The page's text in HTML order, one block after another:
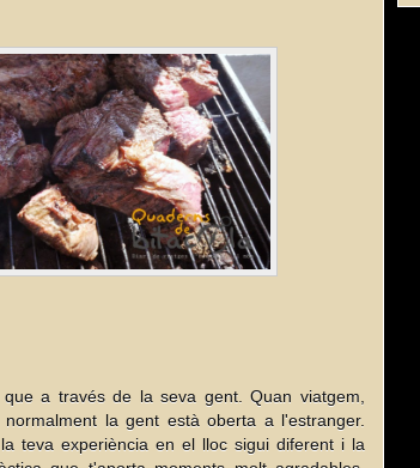
a través de la seva gent. Quan viatgem,
la gent està oberta a l'estranger.
teva experiència en el lloc sigui diferent i la